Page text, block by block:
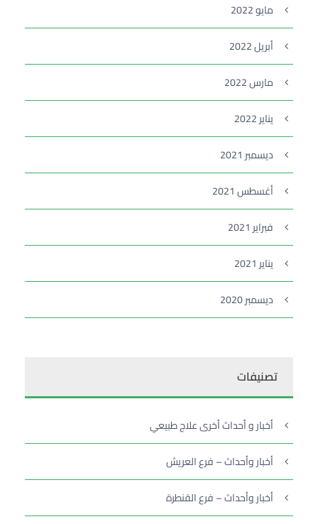
مايو 2022
أبريل 2022
مارس 2022
يناير 2022
ديسمبر 2021
أغسطس 2021
فبراير 2021
يناير 2021
ديسمبر 2020
تصنيفات
أخبار و أحداث أخرى علاج طبيعي
أخبار وأحداث – فرع العريش
أخبار وأحداث – فرع القنطرة